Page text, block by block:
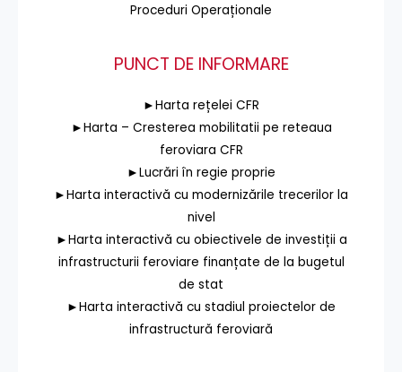
Proceduri Operaționale
PUNCT DE INFORMARE
►Harta rețelei CFR
►Harta – Cresterea mobilitatii pe reteaua
feroviara CFR
►Lucrări în regie proprie
►Harta interactivă cu modernizările trecerilor la
nivel
►Harta interactivă cu obiectivele de investiții a
infrastructurii feroviare finanțate de la bugetul
de stat
►Harta interactivă cu stadiul proiectelor de
infrastructură feroviară